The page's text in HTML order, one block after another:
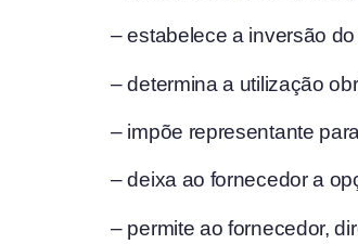
– estabelece a inversão
– determina a utilização
– impõe representante
– deixa ao fornecedor a
– permite ao fornecedor,